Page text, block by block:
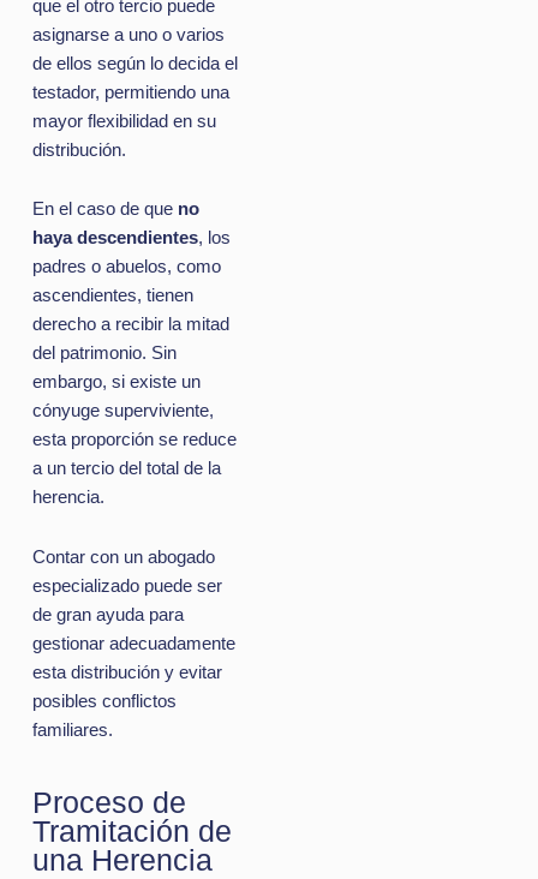
que el otro tercio puede
asignarse a uno o varios
de ellos según lo decida el
testador, permitiendo una
mayor flexibilidad en su
distribución.
En el caso de que no
haya descendientes, los
padres o abuelos, como
ascendientes, tienen
derecho a recibir la mitad
del patrimonio. Sin
embargo, si existe un
cónyuge superviviente,
esta proporción se reduce
a un tercio del total de la
herencia.
Contar con un abogado
especializado puede ser
de gran ayuda para
gestionar adecuadamente
esta distribución y evitar
posibles conflictos
familiares.
Proceso de
Tramitación de
una Herencia